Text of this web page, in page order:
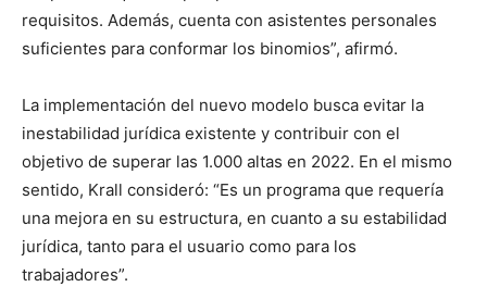
requisitos. Además, cuenta con asistentes personales
suficientes para conformar los binomios”, afirmó.
La implementación del nuevo modelo busca evitar la
inestabilidad jurídica existente y contribuir con el
objetivo de superar las 1.000 altas en 2022. En el mismo
sentido, Krall consideró: “Es un programa que requería
una mejora en su estructura, en cuanto a su estabilidad
jurídica, tanto para el usuario como para los
trabajadores”.